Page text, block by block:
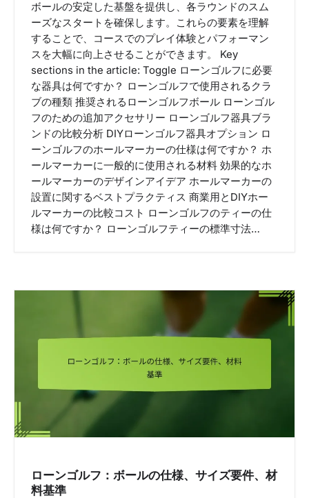
ボールの安定した基盤を提供し、各ラウンドのスム
ーズなスタートを確保します。これらの要素を理解
することで、コースでのプレイ体験とパフォーマン
スを大幅に向上させることができます。 Key
sections in the article: Toggle ローンゴルフに必要
な器具は何ですか？ ローンゴルフで使用されるクラ
ブの種類 推奨されるローンゴルフボール ローンゴル
フのための追加アクセサリー ローンゴルフ器具ブラ
ンドの比較分析 DIYローンゴルフ器具オプション ロ
ーンゴルフのホールマーカーの仕様は何ですか？ ホ
ールマーカーに一般的に使用される材料 効果的なホ
ールマーカーのデザインアイデア ホールマーカーの
設置に関するベストプラクティス 商業用とDIYホー
ルマーカーの比較コスト ローンゴルフのティーの仕
様は何ですか？ ローンゴルフティーの標準寸法…
ローンゴルフ：ボールの仕様、サイズ要件、材
料基準